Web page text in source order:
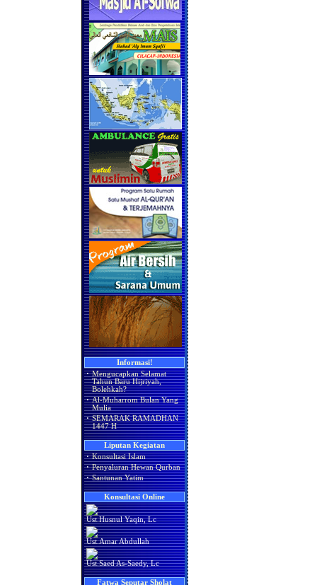
Informasi!
· Mengucapkan Selamat
Tahun Baru Hijriyah,
Bolehkah?
· Al-Muharrom Bulan Yang
Mulia
· SEMARAK RAMADHAN
1447 H
Liputan Kegiatan
· Konsultasi Islam
· Penyaluran Hewan Qurban
· Santunan Yatim
Konsultasi Online
Ust.Husnul Yaqin, Lc
Ust.Amar Abdullah
Ust.Saed As-Saedy, Lc
Fatwa Seputar Sholat